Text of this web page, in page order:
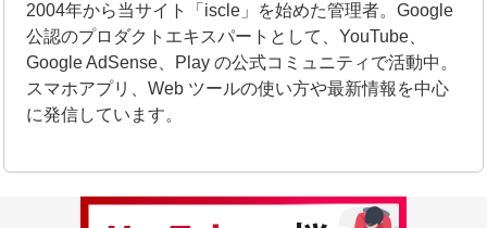
2004年から当サイト「iscle」を始めた管理者。Google
公認のプロダクトエキスパートとして、YouTube、
Google AdSense、Play の公式コミュニティで活動中。
スマホアプリ、Web ツールの使い方や最新情報を中心
に発信しています。